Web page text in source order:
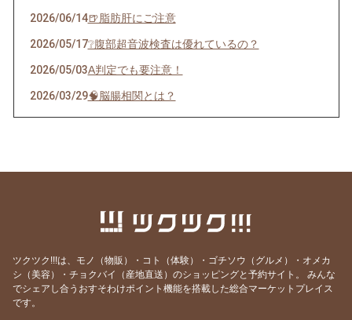
2026/06/14🍺脂肪肝にご注意
2026/05/17❔腹部超音波検査は優れているの？
2026/05/03A判定でも要注意！
2026/03/29🧠脳腸相関とは？
2026/02/01アスリートは風邪を引きやすい？
🚺自己免疫疾患には性別差はあるの？
2025/07/20 ⛳️目的地を示す標識
2025/06/22 🦠胃の内壁に住みている菌とは？
ツクツク!!!は、モノ（物販）・コト（体験）・ゴチソウ（グルメ）・オメカ
シ（美容）・チョクバイ（産地直送）のショッピングと予約サイト。
みんな
でシェアし合うおすそわけポイント機能を搭載した総合マーケットプレイス
です。